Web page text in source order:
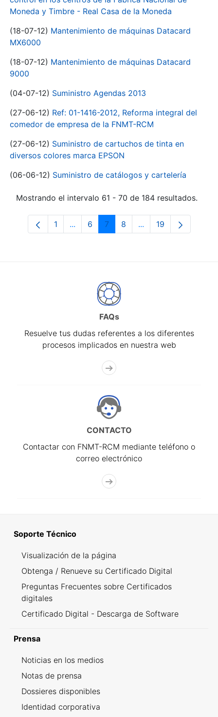
Moneda y Timbre - Real Casa de la Moneda
(18-07-12) Mantenimiento de máquinas Datacard
MX6000
(18-07-12) Mantenimiento de máquinas Datacard
9000
(04-07-12) Suministro Agendas 2013
(27-06-12) Ref: 01-1416-2012, Reforma integral del
comedor de empresa de la FNMT-RCM
(27-06-12) Suministro de cartuchos de tinta en
diversos colores marca EPSON
(06-06-12) Suministro de catálogos y cartelería
Mostrando el intervalo 61 - 70 de 184 resultados.
Página
1 ...Páginas intermedias Use TAB para
Página
6 Página
7 Página
8 ...Páginas intermedias
Página
19
FAQs
Resuelve tus dudas referentes a los diferentes
procesos implicados en nuestra web
CONTACTO
Contactar con FNMT-RCM mediante teléfono o
correo electrónico
Soporte Técnico
Visualización de la página
Obtenga / Renueve su Certificado Digital
Preguntas Frecuentes sobre Certificados
digitales
Certificado Digital - Descarga de Software
Prensa
Noticias en los medios
Notas de prensa
Dossieres disponibles
Identidad corporativa